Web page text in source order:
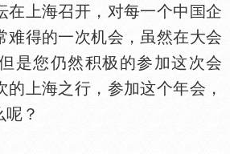
上海召开，对每一个中
企
难得的一次机会，虽然在大会
是您仍然积极的参加这次会
的上海之行，参加这个年会，
？